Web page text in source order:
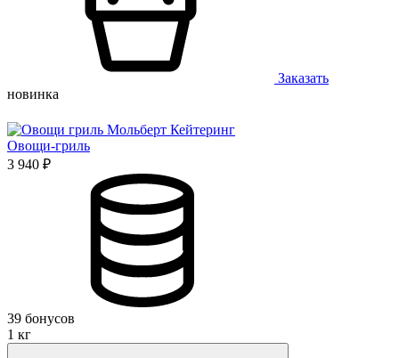
Заказать
новинка
Овощи-гриль
3 940 ₽
39 бонусов
1 кг